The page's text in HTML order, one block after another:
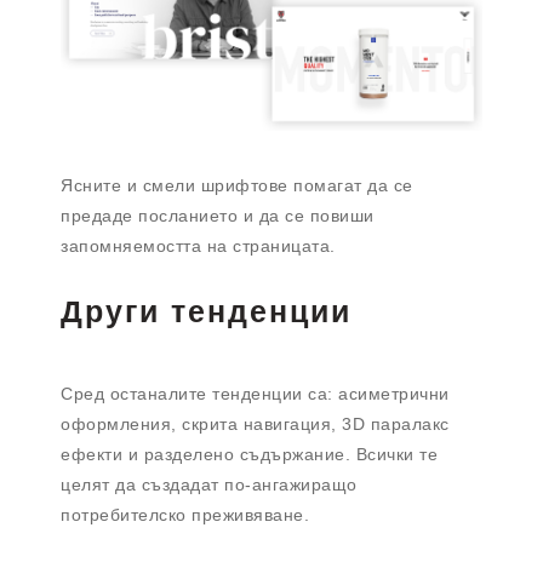
Ясните и смели шрифтове помагат да се
предаде посланието и да се повиши
запомняемостта на страницата.
Други тенденции
Сред останалите тенденции са: асиметрични
оформления, скрита навигация, 3D паралакс
ефекти и разделено съдържание. Всички те
целят да създадат по-ангажиращо
потребителско преживяване.